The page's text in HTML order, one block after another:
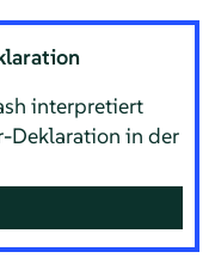
interpretiert
Deklaration in der